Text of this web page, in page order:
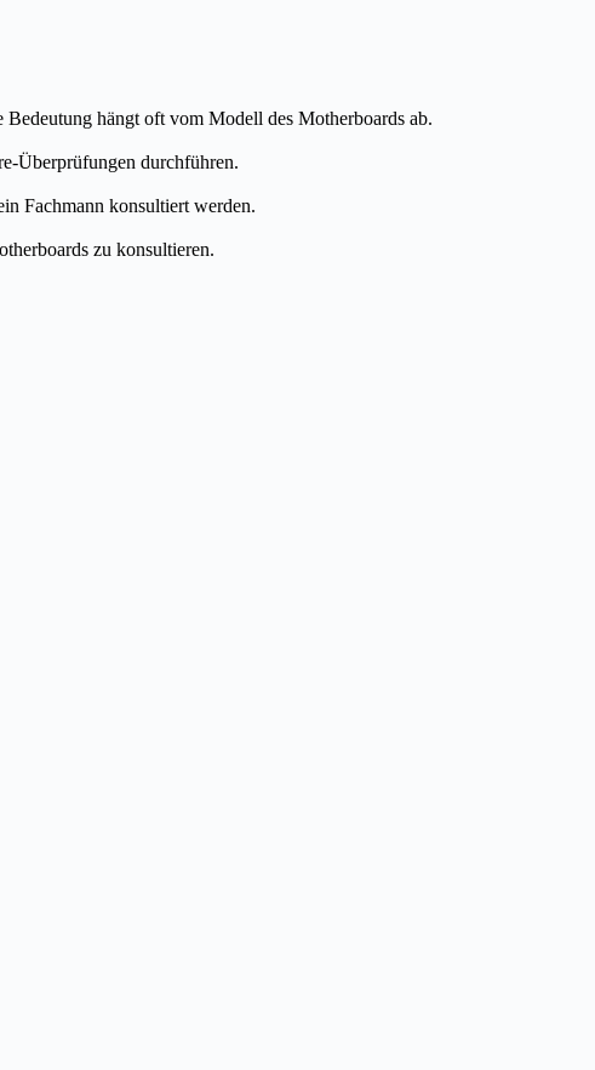
hängt oft vom Modell des Motherboards ab.
Überprüfungen durchführen.
Fachmann konsultiert werden.
zu konsultieren.